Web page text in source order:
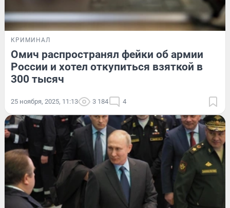
КРИМИНАЛ
Омич распространял фейки об армии
России и хотел откупиться взяткой в
300 тысяч
25 ноября, 2025, 11:13 3 184 4